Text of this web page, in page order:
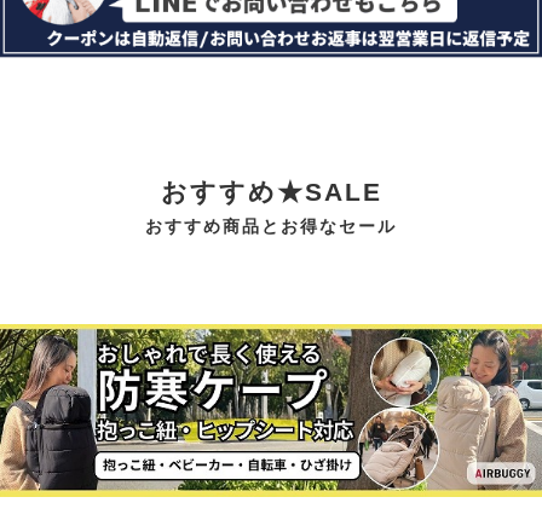
おすすめ★SALE
おすすめ商品とお得なセール